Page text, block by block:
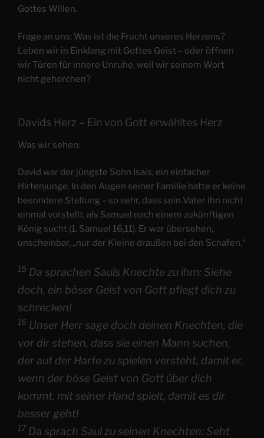
Gottes Willen.
Frage an uns: Was ist die Frucht unseres Herzens?
Leben wir in Einklang mit Gottes Geist – oder öffnen
wir Türen für innere Unruhe, weil wir seinem Wort
nicht gehorchen?
Davids Herz – Ein von Gott erwähltes Herz
Was wir sehen:
David war der jüngste Sohn Isais, ein einfacher
Hirtenjunge. In den Augen seiner Familie hatte er keine
besondere Stellung – so sehr, dass sein Vater ihn nicht
einmal vorstellt, als Samuel nach einem zukünftigen
König sucht (1. Samuel 16,11). Er war übersehen,
unscheinbar, „nur der Kleine draußen bei den Schafen.“
15 Da sprachen Sauls Knechte zu ihm: Siehe
doch, ein böser Geist von Gott pflegt dich zu
schrecken!
16 Unser Herr sage doch deinen Knechten, die
vor dir stehen, dass sie einen Mann suchen,
der auf der Harfe zu spielen versteht, damit er,
wenn der böse Geist von Gott über dich
kommt, mit seiner Hand spielt, damit es dir
besser geht!
17 Da sprach Saul zu seinen Knechten: Seht